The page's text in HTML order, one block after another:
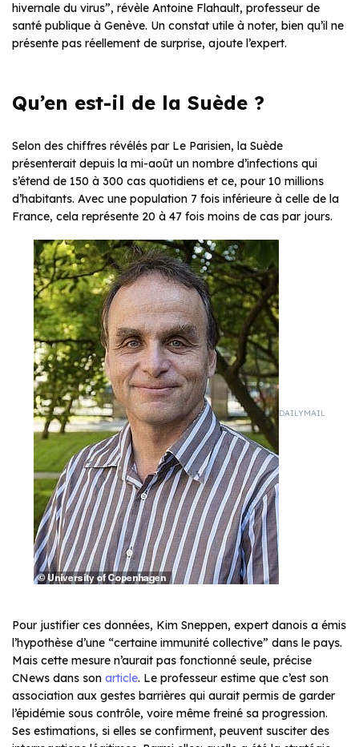
hivernale du virus”, révèle Antoine Flahault, professeur de
santé publique à Genève. Un constat utile à noter, bien qu’il ne
présente pas réellement de surprise, ajoute l’expert.
Qu’en est-il de la Suède ?
Selon des chiffres révélés par Le Parisien, la Suède
présenterait depuis la mi-août un nombre d’infections qui
s’étend de 150 à 300 cas quotidiens et ce, pour 10 millions
d’habitants. Avec une population 7 fois inférieure à celle de la
France, cela représente 20 à 47 fois moins de cas par jours.
DAILYMAIL
Pour justifier ces données, Kim Sneppen, expert danois a émis
l’hypothèse d’une “certaine immunité collective” dans le pays.
Mais cette mesure n’aurait pas fonctionné seule, précise
CNews dans son article. Le professeur estime que c’est son
association aux gestes barrières qui aurait permis de garder
l’épidémie sous contrôle, voire même freiné sa progression.
Ses estimations, si elles se confirment, peuvent susciter des